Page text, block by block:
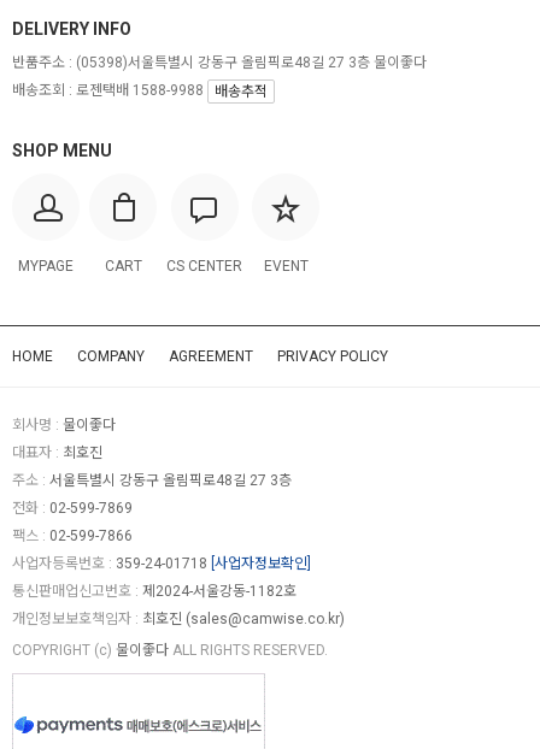
SHOP MENU
MYPAGE CART CS CENTER EVENT
DELIVERY INFO
반품주소 : (05398)서울특별시 강동구 올림픽로48길 27 3층 물이좋다
배송조회 : 로젠택배 1588-9988
배송추적
HOME COMPANY AGREEMENT PRIVACY POLICY
회사명 : 물이좋다
대표자 : 최호진
주소 : 서울특별시 강동구 올림픽로48길 27 3층
전화 : 02-599-7869
팩스 : 02-599-7866
사업자등록번호 : 359-24-01718 [사업자정보확인]
통신판매업신고번호 : 제2024-서울강동-1182호
개인정보보호책임자 : 최호진 (sales@camwise.co.kr)
COPYRIGHT (c) 물이좋다 ALL RIGHTS RESERVED.